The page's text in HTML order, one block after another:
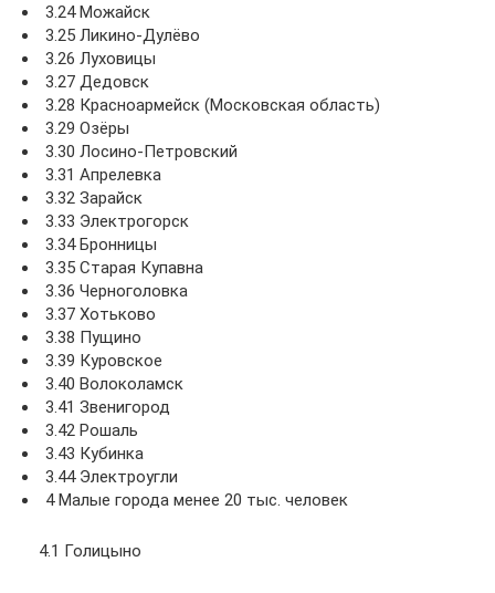
3.24 Можайск
3.25 Ликино-Дулёво
3.26 Луховицы
3.27 Дедовск
3.28 Красноармейск (Московская область)
3.29 Озёры
3.30 Лосино-Петровский
3.31 Апрелевка
3.32 Зарайск
3.33 Электрогорск
3.34 Бронницы
3.35 Старая Купавна
3.36 Черноголовка
3.37 Хотьково
3.38 Пущино
3.39 Куровское
3.40 Волоколамск
3.41 Звенигород
3.42 Рошаль
3.43 Кубинка
3.44 Электроугли
4 Малые города менее 20 тыс. человек
4.1 Голицыно